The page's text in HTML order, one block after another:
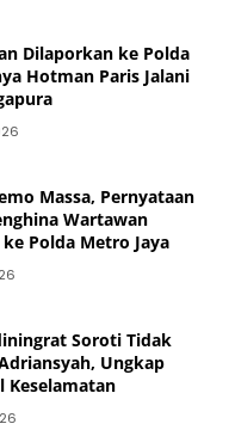
Dilaporkan ke Polda
Hotman Paris Jalani
Massa, Pernyataan
Wartawan
Polda Metro Jaya
Soroti Tidak
Ungkap
Keselamatan